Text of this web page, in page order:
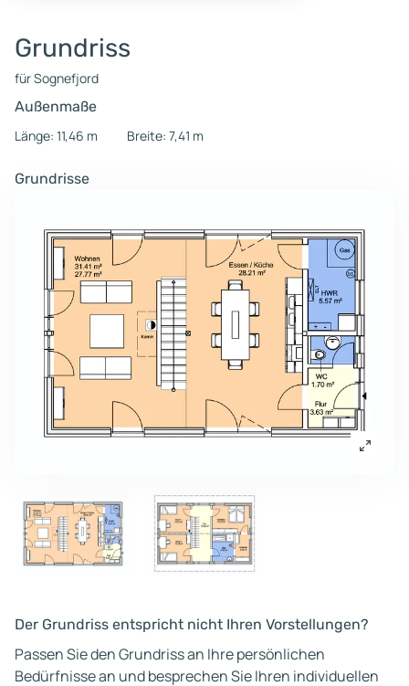
Grundriss
für Sognefjord
Außenmaße
Länge: 11,46 m
Breite: 7,41 m
Grundrisse
Der Grundriss entspricht nicht Ihren Vorstellungen?
Passen Sie den Grundriss an Ihre persönlichen
Bedürfnisse an und besprechen Sie Ihren individuellen